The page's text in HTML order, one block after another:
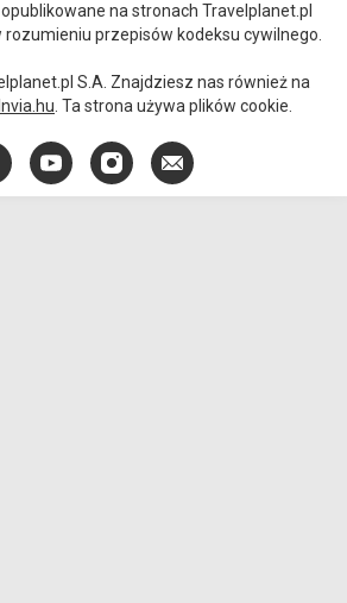
na stronach Travelplanet.pl
przepisów kodeksu cywilnego.
S.A. Znajdziesz nas również na
Invia.hu . Ta strona używa plików cookie.
YouTubeInstagram
E-
mail